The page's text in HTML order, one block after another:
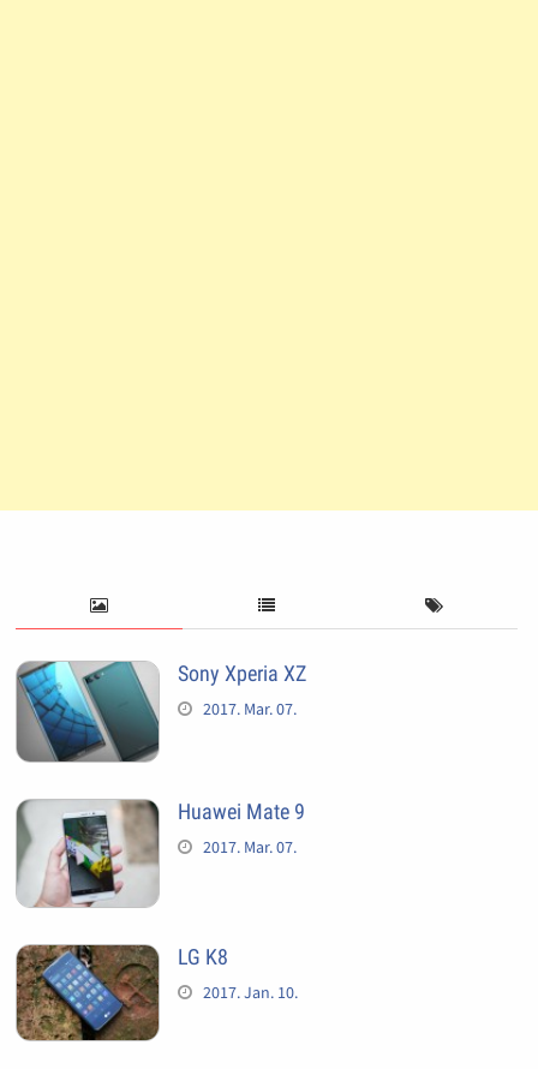
Sony Xperia XZ
2017. Mar. 07.
Huawei Mate 9
2017. Mar. 07.
LG K8
2017. Jan. 10.